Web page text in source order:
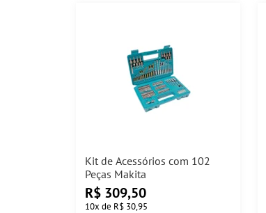
Kit de Acessórios com 102
Peças Makita
R$ 309,50
10x de R$ 30,95